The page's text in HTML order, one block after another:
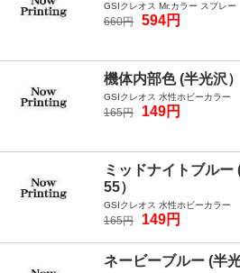
GSIクレオス Mr.カラー スプレー
660円 594円
機体内部色 (半光沢）
GSIクレオス 水性ホビーカラー
165円 149円
ミッドナイトブルー
55）
GSIクレオス 水性ホビーカラー
165円 149円
ネービーブルー (半